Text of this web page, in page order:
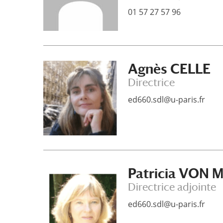
01 57 27 57 96
Agnès CELLE
Directrice
ed660.sdl@u-paris.fr
Patricia VON
Directrice adjointe
ed660.sdl@u-paris.fr